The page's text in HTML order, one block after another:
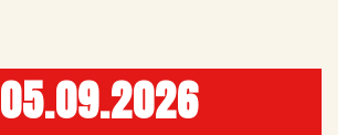
05.09.­2026